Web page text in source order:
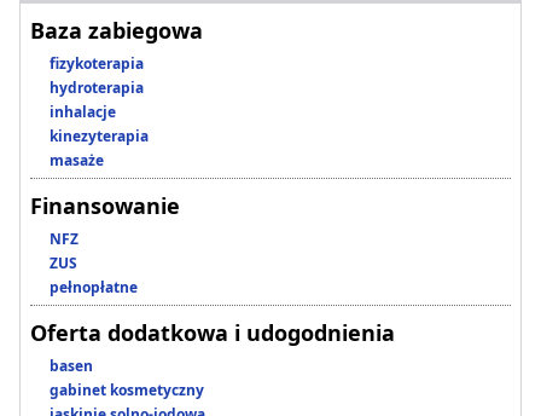
Baza zabiegowa
fizykoterapia
hydroterapia
inhalacje
kinezyterapia
masaże
Finansowanie
NFZ
ZUS
pełnopłatne
Oferta dodatkowa i udogodnienia
basen
gabinet kosmetyczny